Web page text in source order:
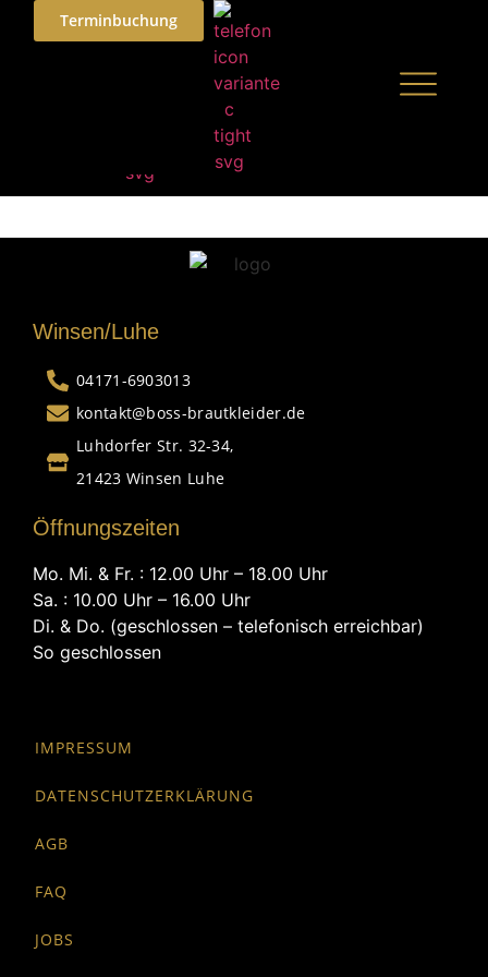
Terminbuchung
Winsen/Luhe
04171-6903013
kontakt@boss-brautkleider.de
Luhdorfer Str. 32-34,
21423 Winsen Luhe
Öffnungszeiten
Mo. Mi. & Fr. : 12.00 Uhr – 18.00 Uhr
Sa. : 10.00 Uhr – 16.00 Uhr
Di. & Do. (geschlossen – telefonisch erreichbar)
So geschlossen
IMPRESSUM
DATENSCHUTZERKLÄRUNG
AGB
FAQ
JOBS